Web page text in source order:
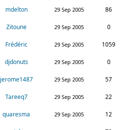
mdelton 29 Sep 2005 86
Zitoune 29 Sep 2005 0
Frédéric 29 Sep 2005 1059
djdonuts 29 Sep 2005 0
jerome1487 29 Sep 2005 57
Tareeq7 29 Sep 2005 22
quaresma 29 Sep 2005 12